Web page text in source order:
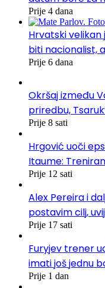
Prije 4 dana
Hrvatski velikan
biti nacionalist,
Prije 6 dana
Okršaj između
priredbu,
Prije 8 sati
Hrgović uoči
Itaume:
Prije 12 sati
Alex Pereira i
postavim cilj,
Prije 17 sati
Furyjev trener
imati još jednu
Prije 1 dan